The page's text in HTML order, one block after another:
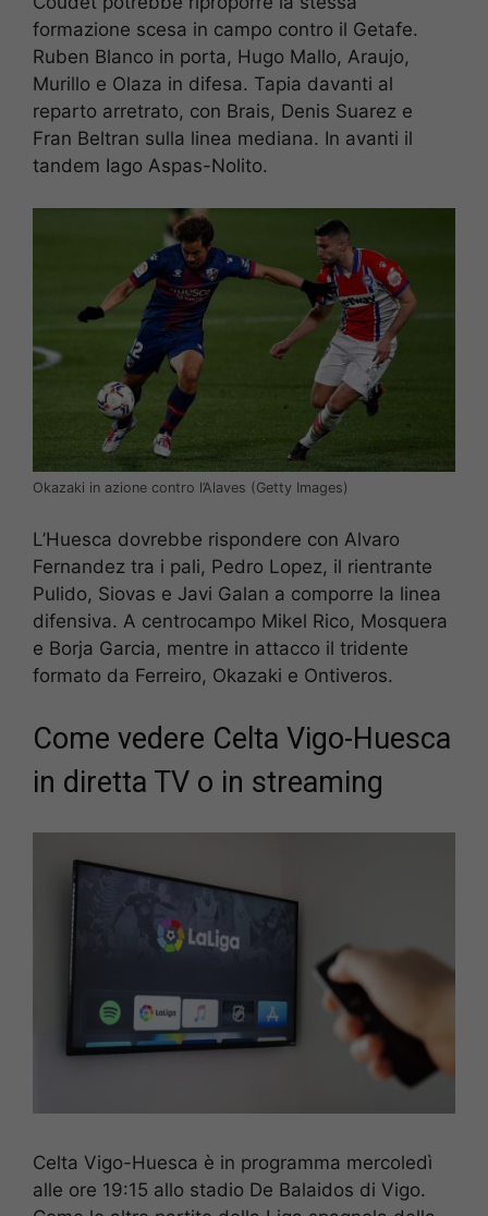
formazione scesa in campo contro il Getafe.
Ruben Blanco in porta, Hugo Mallo, Araujo,
Murillo e Olaza in difesa. Tapia davanti al
reparto arretrato, con Brais, Denis Suarez e
Fran Beltran sulla linea mediana. In avanti il
tandem Iago Aspas-Nolito.
Okazaki in azione contro l’Alaves (Getty Images)
L’Huesca dovrebbe rispondere con Alvaro
Fernandez tra i pali, Pedro Lopez, il rientrante
Pulido, Siovas e Javi Galan a comporre la linea
difensiva. A centrocampo Mikel Rico, Mosquera
e Borja Garcia, mentre in attacco il tridente
formato da Ferreiro, Okazaki e Ontiveros.
Come vedere Celta Vigo-Huesca
in diretta TV o in streaming
Celta Vigo-Huesca è in programma mercoledì
alle ore 19:15 allo stadio De Balaidos di Vigo.